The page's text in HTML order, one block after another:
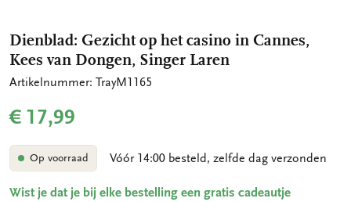
Dienblad: Gezicht op het casino in Cannes,
Kees van Dongen, Singer Laren
Artikelnummer: TrayM1165
€ 17,99
Op voorraad Vóór 14:00 besteld, zelfde dag verzonden
Wist je dat je bij elke bestelling een gratis cadeautje